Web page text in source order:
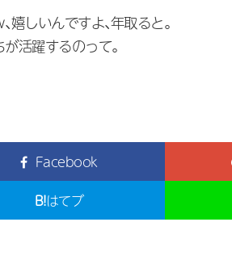
しいんですよ、年取ると。
活躍するのって。
Facebook
B!はてブ